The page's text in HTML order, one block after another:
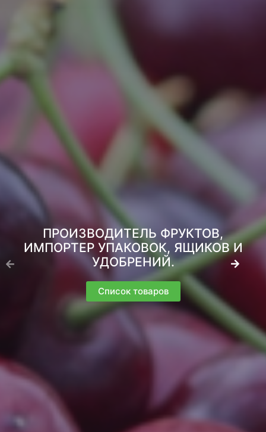
ПРОИЗВОДИТЕЛЬ ФРУКТОВ,
ИМПОРТЕР УПАКОВОК, ЯЩИКОВ И
УДОБРЕНИЙ.
Список товаров